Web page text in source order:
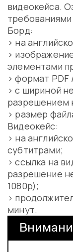
видеокейса.
Борд:
> на
>
элементами
> формат PDF
> с шириной
разрешением
> размер
Видеокейс:
> на
субтитрами;
> ссылка на
разрешение
1080p);
>
минут.